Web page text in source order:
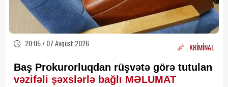
20:05 / 07 Avqust 2026 KRİMİNAL
Baş Prokurorluqdan rüşvətə görə tutulan
vəzifəli şəxslərlə bağlı MƏLUMAT